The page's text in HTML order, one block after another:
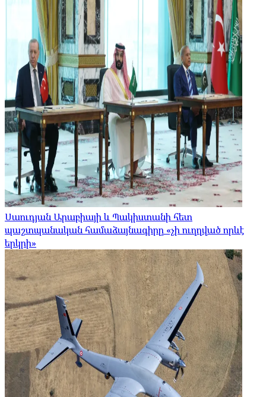
Սաուդյան Արաբիայի և Պակիստանի հետ
պաշտպանական համաձայնագիրը «չի ուղղված որևէ
երկրի»